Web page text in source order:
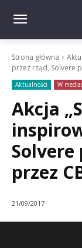
Strona główna
przez rząd, Solvere
Aktualności W
Akcja
przez
21/09/2017